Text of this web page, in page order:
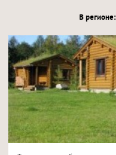
В регионе: